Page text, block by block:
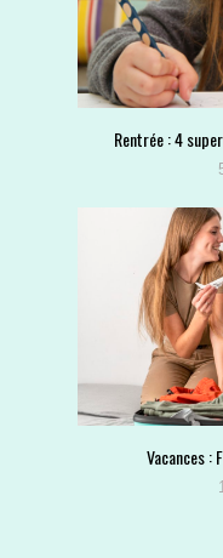
Rentrée : 4
Vacances :